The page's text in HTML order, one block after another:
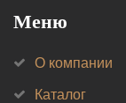
Меню
О компании
Каталог